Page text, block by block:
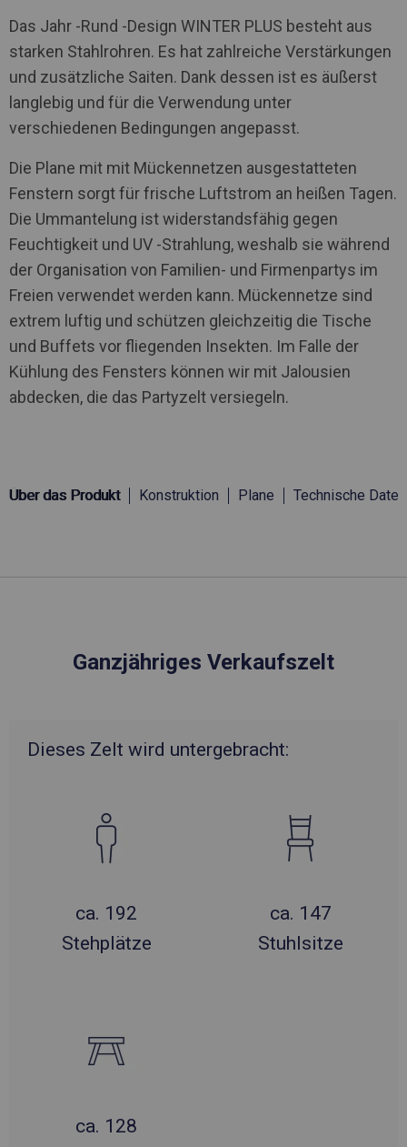
Das Jahr -Rund -Design WINTER PLUS besteht aus
starken Stahlrohren. Es hat zahlreiche Verstärkungen
und zusätzliche Saiten. Dank dessen ist es äußerst
langlebig und für die Verwendung unter
verschiedenen Bedingungen angepasst.
Die Plane mit mit Mückennetzen ausgestatteten
Fenstern sorgt für frische Luftstrom an heißen Tagen.
Die Ummantelung ist widerstandsfähig gegen
Feuchtigkeit und UV -Strahlung, weshalb sie während
der Organisation von Familien- und Firmenpartys im
Freien verwendet werden kann. Mückennetze sind
extrem luftig und schützen gleichzeitig die Tische
und Buffets vor fliegenden Insekten. Im Falle der
Kühlung des Fensters können wir mit Jalousien
abdecken, die das Partyzelt versiegeln.
Über das Produkt Konstruktion Plane Technische Daten
Ganzjähriges Verkaufszelt
Dieses Zelt wird untergebracht:
ca. 192
Stehplätze
ca. 147
Stuhlsitze
ca. 128